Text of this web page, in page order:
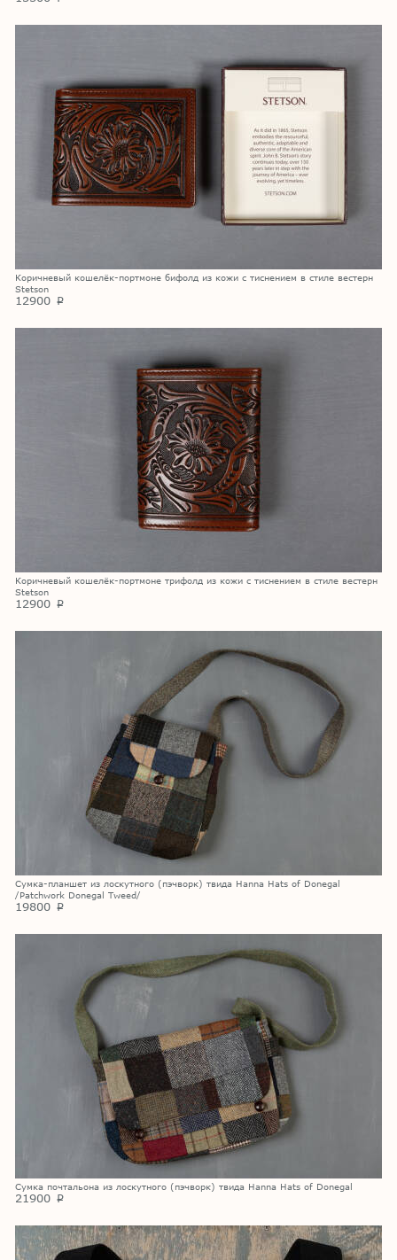
Коричневый кошелёк-портмоне бифолд из кожи с тиснением в стиле вестерн
Stetson
12900 p
Коричневый кошелёк-портмоне трифолд из кожи с тиснением в стиле вестерн
Stetson
12900 p
Сумка-планшет из лоскутного (пэчворк) твида Hanna Hats of Donegal
/Patchwork Donegal Tweed/
19800 p
Сумка почтальона из лоскутного (пэчворк) твида Hanna Hats of Donegal
21900 p